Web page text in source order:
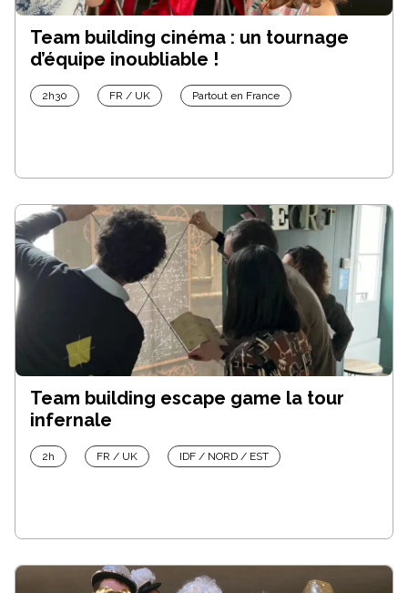
Team building cinéma : un tournage
d’équipe inoubliable !
2h30 FR / UK Partout en France
Team building escape game la tour
infernale
2h FR / UK IDF / NORD / EST